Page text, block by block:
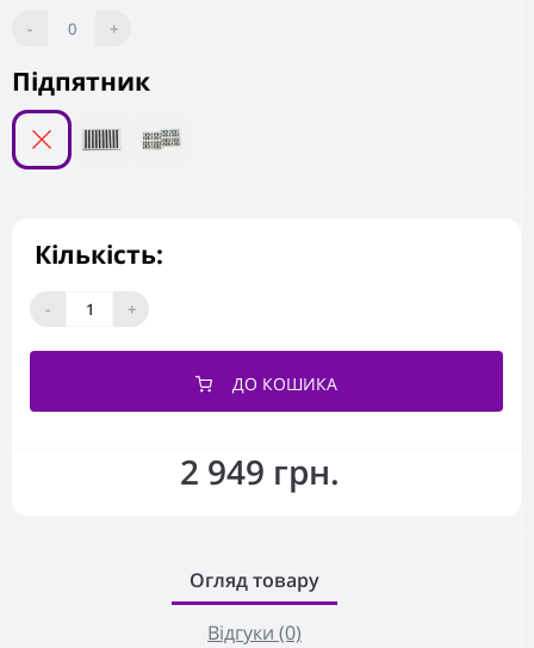
2 949 грн.
Підпятник
- 0 +
Кількість:
- +
ДО КОШИКА
Огляд товару
Відгуки (0)